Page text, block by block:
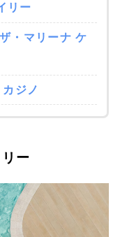
リー
・マリーナ ケ
ジノ
ー